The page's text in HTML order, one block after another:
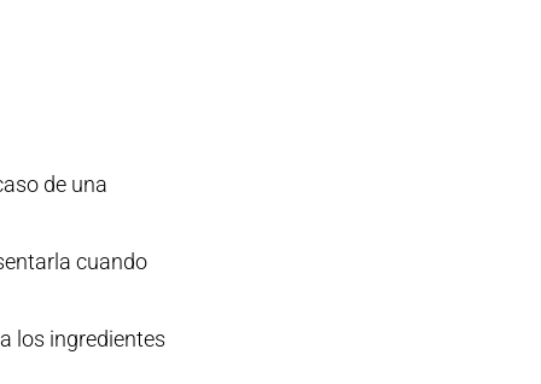
de una
cuando
los ingredientes